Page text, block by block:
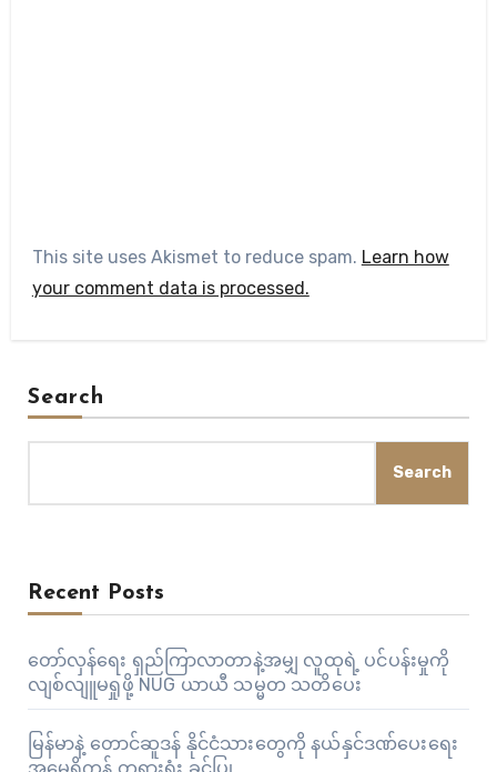
This site uses Akismet to reduce spam. Learn how
your comment data is processed.
Search
Search
Recent Posts
တော်လှန်ရေး ရှည်ကြာလာတာနဲ့အမျှ လူထုရဲ့ ပင်ပန်းမှုကို
လျစ်လျူမရှုဖို့ NUG ယာယီ သမ္မတ သတိပေး
မြန်မာနဲ့ တောင်ဆူဒန် နိုင်ငံသားတွေကို နယ်နှင်ဒဏ်ပေးရေး